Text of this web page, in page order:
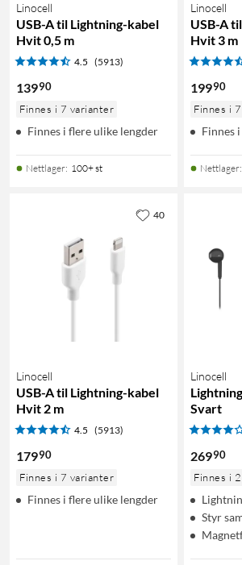
Linocell
USB-A til Lightning-kabel
Hvit 0,5 m
4.5 (5913)
13990
Finnes i 7 varianter
Finnes i flere ulike lengder
Nettlager: 100+ st
Linocell
USB-A
Hvit 3 m
19990
Finnes i
Finnes
Nettlager:
Linocell
USB-A til Lightning-kabel
Hvit 2 m
4.5 (5913)
17990
Finnes i 7 varianter
Finnes i flere ulike lengder
40
Linocell
Svart
26990
Finnes i
Styr